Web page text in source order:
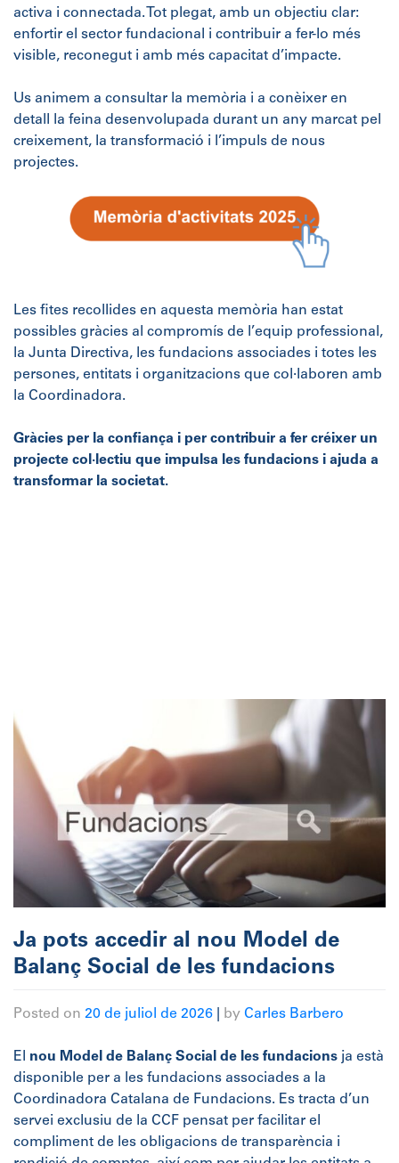
activa i connectada. Tot plegat, amb un objectiu clar:
enfortir el sector fundacional i contribuir a fer-lo més
visible, reconegut i amb més capacitat d’impacte.
Us animem a consultar la memòria i a conèixer en
detall la feina desenvolupada durant un any marcat pel
creixement, la transformació i l’impuls de nous
projectes.
Les fites recollides en aquesta memòria han estat
possibles gràcies al compromís de l’equip professional,
la Junta Directiva, les fundacions associades i totes les
persones, entitats i organitzacions que col·laboren amb
la Coordinadora.
Gràcies per la confiança i per contribuir a fer créixer un
projecte col·lectiu que impulsa les fundacions i ajuda a
transformar la societat.
Ja pots accedir al nou Model de
Balanç Social de les fundacions
Posted on 20 de juliol de 2026 by Carles Barbero
El nou Model de Balanç Social de les fundacions ja està
disponible per a les fundacions associades a la
Coordinadora Catalana de Fundacions. Es tracta d’un
servei exclusiu de la CCF pensat per facilitar el
compliment de les obligacions de transparència i